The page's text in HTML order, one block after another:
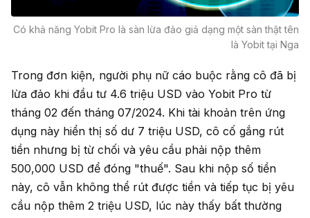
Có khả năng Yobit Pro là sàn lừa đảo giả dạng một sàn thật tên
là Yobit tại Nga
Trong đơn kiện, người phụ nữ cáo buộc rằng cô đã bị
lừa đảo khi đầu tư 4.6 triệu USD vào Yobit Pro từ
tháng 02 đến tháng 07/2024. Khi tài khoản trên ứng
dụng này hiển thị số dư 7 triệu USD, cô cố gắng rút
tiền nhưng bị từ chối và yêu cầu phải nộp thêm
500,000 USD để đóng "thuế". Sau khi nộp số tiền
này, cô vẫn không thể rút được tiền và tiếp tục bị yêu
cầu nộp thêm 2 triệu USD, lúc này thấy bất thường